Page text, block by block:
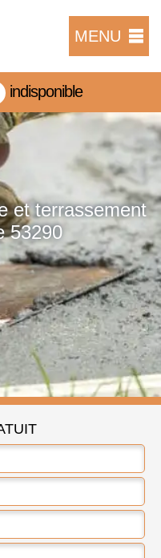
MENU
indisponible
et terrassement
53290